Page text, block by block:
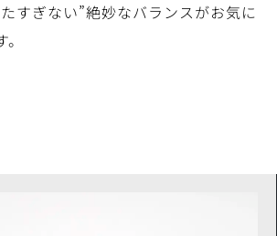
すぎない”絶妙なバランスがお気に